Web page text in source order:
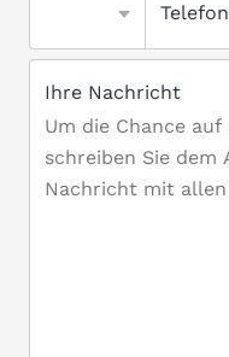
Telefon
Ihre Nachricht